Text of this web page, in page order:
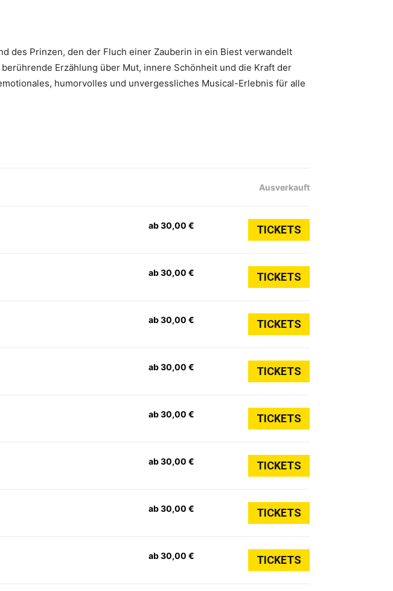
des Prinzen, den der Fluch einer Zauberin in ein Biest verwandelt
Erzählung über Mut, innere Schönheit und die Kraft der
humorvolles und unvergessliches Musical-Erlebnis für alle
Ausverkauft
ab 30,00 € TICKETS
ab 30,00 € TICKETS
ab 30,00 € TICKETS
ab 30,00 € TICKETS
ab 30,00 € TICKETS
ab 30,00 € TICKETS
ab 30,00 € TICKETS
ab 30,00 € TICKETS